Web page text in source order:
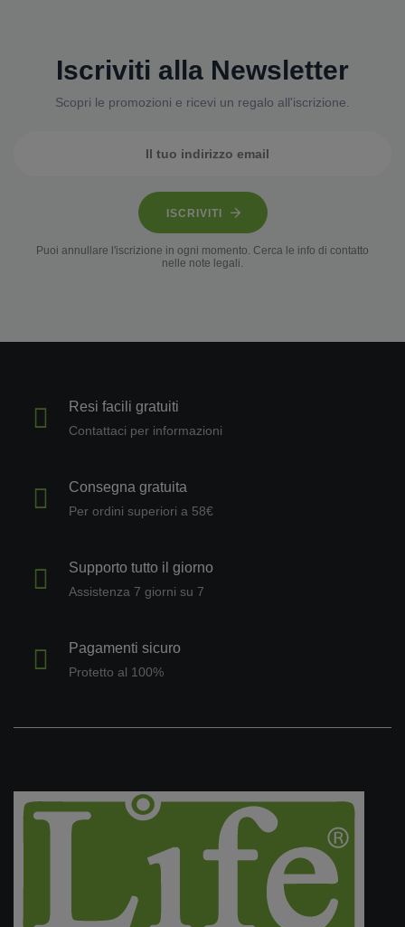
Iscriviti alla Newsletter
Scopri le promozioni e ricevi un regalo all'iscrizione.
ISCRIVITI
Puoi annullare l'iscrizione in ogni momento. Cerca le info di contatto
nelle note legali.
Resi facili gratuiti
Contattaci per informazioni
Consegna gratuita
Per ordini superiori a 58€
Supporto tutto il giorno
Assistenza 7 giorni su 7
Pagamenti sicuro
Protetto al 100%